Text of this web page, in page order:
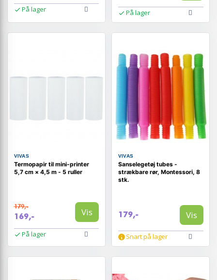
På lager På lager
VIVAS
Termopapir til mini-printer
5,7 cm × 4,5 m - 5 ruller
179,-
169,- Vis
På lager
VIVAS
Sanselegetøj tubes -
strækbare rør, Montessori, 8
stk.
179,- Vis
Snart på lager